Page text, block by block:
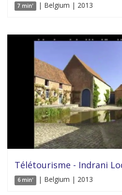
7 min' | Belgium | 2013
Télétourisme - Indrani
6 min' | Belgium | 2013